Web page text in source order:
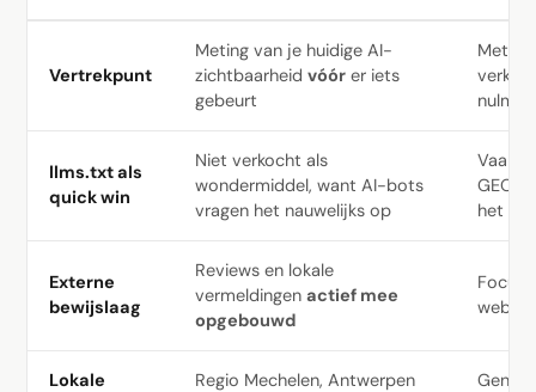
Vertrekpunt
Meting van je huidige AI-
zichtbaarheid vóór er iets
gebeurt
llms.txt als
quick win
Niet verkocht als
wondermiddel, want AI-bots
vragen het nauwelijks op
Vaak
GEO-
het
Externe
bewijslaag
Reviews en lokale
vermeldingen actief mee
opgebouwd
Focus
Lokale
Regio Mechelen, Antwerpen